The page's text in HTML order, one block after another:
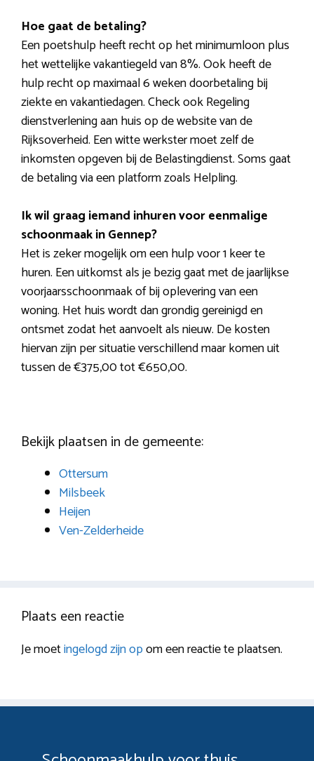
Hoe gaat de betaling?
Een poetshulp heeft recht op het minimumloon plus
het wettelijke vakantiegeld van 8%. Ook heeft de
hulp recht op maximaal 6 weken doorbetaling bij
ziekte en vakantiedagen. Check ook Regeling
dienstverlening aan huis op de website van de
Rijksoverheid. Een witte werkster moet zelf de
inkomsten opgeven bij de Belastingdienst. Soms gaat
de betaling via een platform zoals Helpling.
Ik wil graag iemand inhuren voor eenmalige
schoonmaak in Gennep?
Het is zeker mogelijk om een hulp voor 1 keer te
huren. Een uitkomst als je bezig gaat met de jaarlijkse
voorjaarsschoonmaak of bij oplevering van een
woning. Het huis wordt dan grondig gereinigd en
ontsmet zodat het aanvoelt als nieuw. De kosten
hiervan zijn per situatie verschillend maar komen uit
tussen de €375,00 tot €650,00.
Bekijk plaatsen in de gemeente:
Ottersum
Milsbeek
Heijen
Ven-Zelderheide
Plaats een reactie
Je moetingelogd zijn opom een reactie te plaatsen.